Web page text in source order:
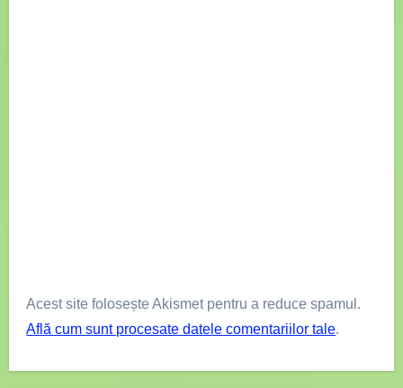
Acest site folosește Akismet pentru a reduce spamul.
Află cum sunt procesate datele comentariilor tale.